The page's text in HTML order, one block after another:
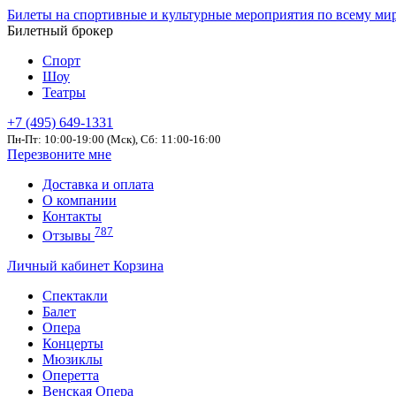
Билеты на спортивные и культурные мероприятия по всему
Билетный брокер
Спорт
Шоу
Театры
+7 (495) 649-1331
Пн-Пт: 10:00-19:00 (Мск), Сб: 11:00-16:00
Перезвоните мне
Доставка и оплата
О компании
Контакты
Отзывы 787
Личный кабинет Корзина
Спектакли
Балет
Опера
Концерты
Мюзиклы
Оперетта
Венская Опера